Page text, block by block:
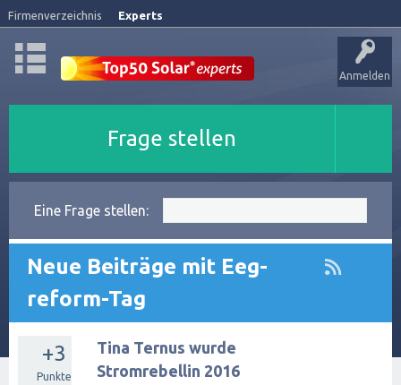
Firmenverzeichnis Experts
Anmelden
Frage stellen
Eine Frage stellen:
Neue Beiträge mit Eeg-
reform-Tag
+3
Punkte
Tina Ternus wurde
Stromrebellin 2016